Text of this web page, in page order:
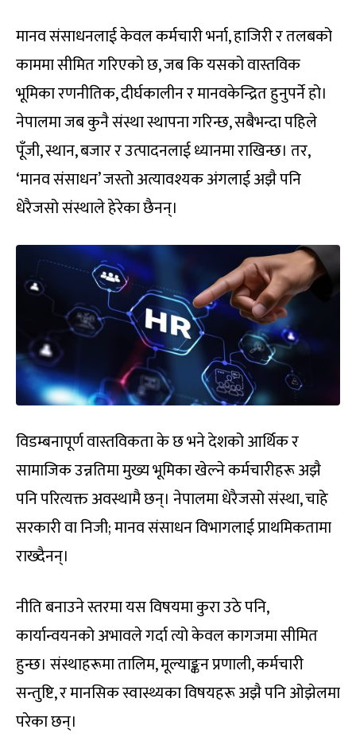
मानव संसाधनलाई केवल कर्मचारी भर्ना, हाजिरी र तलबको
काममा सीमित गरिएको छ, जब कि यसको वास्तविक
भूमिका रणनीतिक, दीर्घकालीन र मानवकेन्द्रित हुनुपर्ने हो।
नेपालमा जब कुनै संस्था स्थापना गरिन्छ, सबैभन्दा पहिले
पूँजी, स्थान, बजार र उत्पादनलाई ध्यानमा राखिन्छ। तर,
‘मानव संसाधन’ जस्तो अत्यावश्यक अंगलाई अझै पनि
धेरैजसो संस्थाले हेरेका छैनन्।
विडम्बनापूर्ण वास्तविकता के छ भने देशको आर्थिक र
सामाजिक उन्नतिमा मुख्य भूमिका खेल्ने कर्मचारीहरू अझै
पनि परित्यक्त अवस्थामै छन्। नेपालमा धेरैजसो संस्था, चाहे
सरकारी वा निजी; मानव संसाधन विभागलाई प्राथमिकतामा
राख्दैनन्।
नीति बनाउने स्तरमा यस विषयमा कुरा उठे पनि,
कार्यान्वयनको अभावले गर्दा त्यो केवल कागजमा सीमित
हुन्छ। संस्थाहरूमा तालिम, मूल्याङ्कन प्रणाली, कर्मचारी
सन्तुष्टि, र मानसिक स्वास्थ्यका विषयहरू अझै पनि ओझेलमा
परेका छन्।